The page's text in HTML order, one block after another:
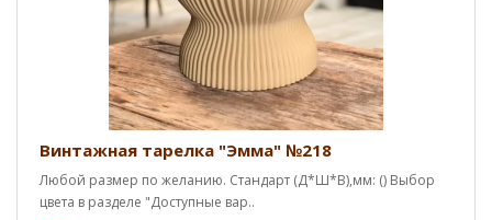
Винтажная тарелка "Эмма" №218
Любой размер по желанию. Стандарт (Д*Ш*В),мм: () Выбор
цвета в разделе "Доступные вар..